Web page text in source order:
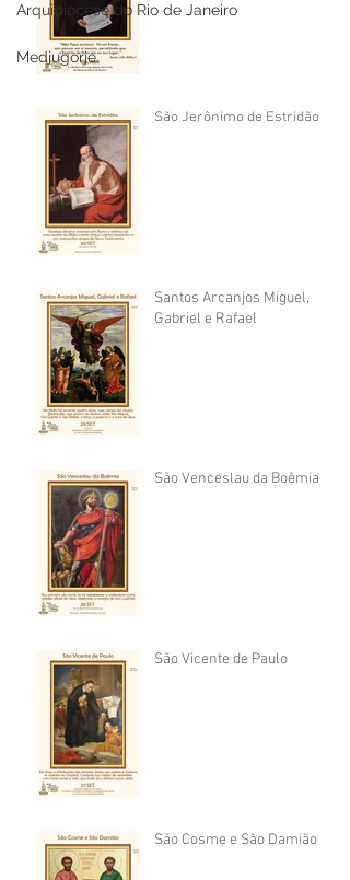
Arquidiocese do Rio de Janeiro
Medjugorje
São Jerônimo de Estridão
Santos Arcanjos Miguel,
Gabriel e Rafael
São Venceslau da Boêmia
São Vicente de Paulo
São Cosme e São Damião